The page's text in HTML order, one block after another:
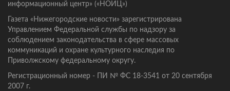
информационный центр» («НОИЦ»)
Газета «Нижегородские новости» зарегистрирована
Управлением Федеральной службы по надзору за
соблюдением законодательства в сфере массовых
коммуникаций и охране культурного наследия по
Приволжскому федеральному округу.
Регистрационный номер - ПИ № ФС 18-3541 от 20 сентября
2007 г.